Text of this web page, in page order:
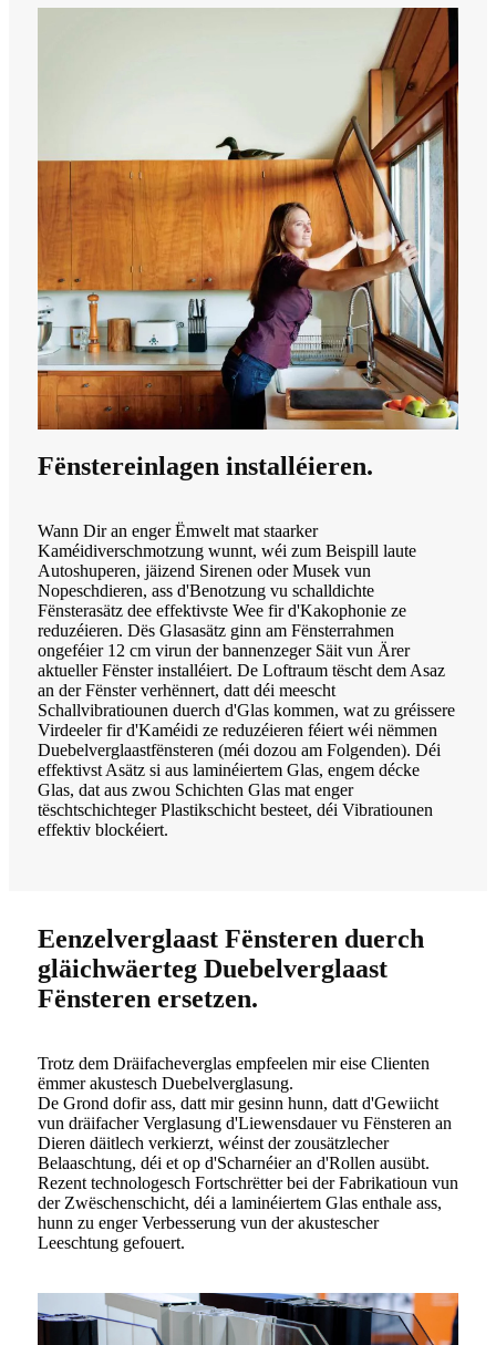
Fënstereinlagen installéieren.
Wann Dir an enger Ëmwelt mat staarker
Kaméidiverschmotzung wunnt, wéi zum Beispill laute
Autoshuperen, jäizend Sirenen oder Musek vun
Nopeschdieren, ass d'Benotzung vu schalldichte
Fënsterasätz dee effektivste Wee fir d'Kakophonie ze
reduzéieren. Dës Glasasätz ginn am Fënsterrahmen
ongeféier 12 cm virun der bannenzeger Säit vun Ärer
aktueller Fënster installéiert. De Loftraum tëscht dem Asaz
an der Fënster verhënnert, datt déi meescht
Schallvibratiounen duerch d'Glas kommen, wat zu gréissere
Virdeeler fir d'Kaméidi ze reduzéieren féiert wéi nëmmen
Duebelverglaastfënsteren (méi dozou am Folgenden). Déi
effektivst Asätz si aus laminéiertem Glas, engem décke
Glas, dat aus zwou Schichten Glas mat enger
tëschtschichteger Plastikschicht besteet, déi Vibratiounen
effektiv blockéiert.
Eenzelverglaast Fënsteren duerch
gläichwäerteg Duebelverglaast
Fënsteren ersetzen.
Trotz dem Dräifacheverglas empfeelen mir eise Clienten
ëmmer akustesch Duebelverglasung.
De Grond dofir ass, datt mir gesinn hunn, datt d'Gewiicht
vun dräifacher Verglasung d'Liewensdauer vu Fënsteren an
Dieren däitlech verkierzt, wéinst der zousätzlecher
Belaaschtung, déi et op d'Scharnéier an d'Rollen ausübt.
Rezent technologesch Fortschrëtter bei der Fabrikatioun vun
der Zwëschenschicht, déi a laminéiertem Glas enthale ass,
hunn zu enger Verbesserung vun der akustescher
Leeschtung gefouert.